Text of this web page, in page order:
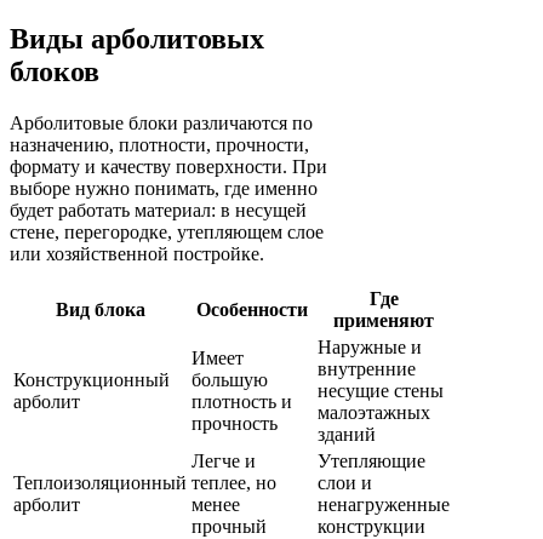
Виды арболитовых
блоков
Арболитовые блоки различаются по
назначению, плотности, прочности,
формату и качеству поверхности. При
выборе нужно понимать, где именно
будет работать материал: в несущей
стене, перегородке, утепляющем слое
или хозяйственной постройке.
Вид блока Особенности
Где
применяют
Конструкционный
арболит
Имеет
большую
плотность и
прочность
Наружные и
внутренние
несущие стены
малоэтажных
зданий
Теплоизоляционный
арболит
Легче и
теплее, но
менее
прочный
Утепляющие
слои и
ненагруженные
конструкции